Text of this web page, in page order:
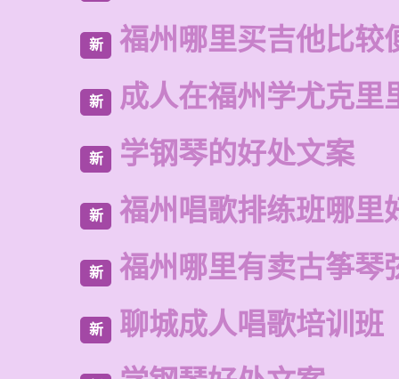
新 福州哪里买吉他比较
新 成人在福州学尤克里
新 学钢琴的好处文案
新 福州唱歌排练班哪里
新 福州哪里有卖古筝琴
新 聊城成人唱歌培训班